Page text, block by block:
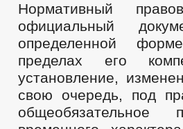
Нормативный
официальный
определенной
пределах его
установление,
свою очередь, под
общеобязательное